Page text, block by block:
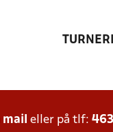
mail eller på tlf: